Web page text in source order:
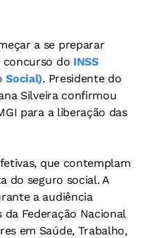
a se preparar
concurso do INSS
Social). Presidente do
Silveira confirmou
para a liberação das
que contemplam
do seguro social. A
a audiência
Federação Nacional
em Saúde, Trabalho,